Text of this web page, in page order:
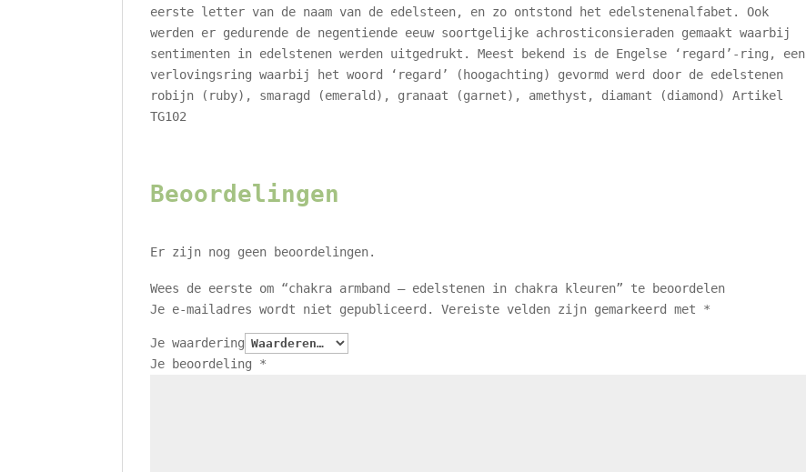
eerste letter van de naam van de edelsteen, en zo ontstond het edelstenenalfabet. Ook
werden er gedurende de negentiende eeuw soortgelijke achrosticonsieraden gemaakt waarbij
sentimenten in edelstenen werden uitgedrukt. Meest bekend is de Engelse ‘regard’-ring, een
verlovingsring waarbij het woord ‘regard’ (hoogachting) gevormd werd door de edelstenen
robijn (ruby), smaragd (emerald), granaat (garnet), amethyst, diamant (diamond) Artikel
TG102
Beoordelingen
Er zijn nog geen beoordelingen.
Wees de eerste om “chakra armband – edelstenen in chakra kleuren” te beoordelen
Je e-mailadres wordt niet gepubliceerd.
Vereiste velden zijn gemarkeerd met *
Je waardering
Je beoordeling *